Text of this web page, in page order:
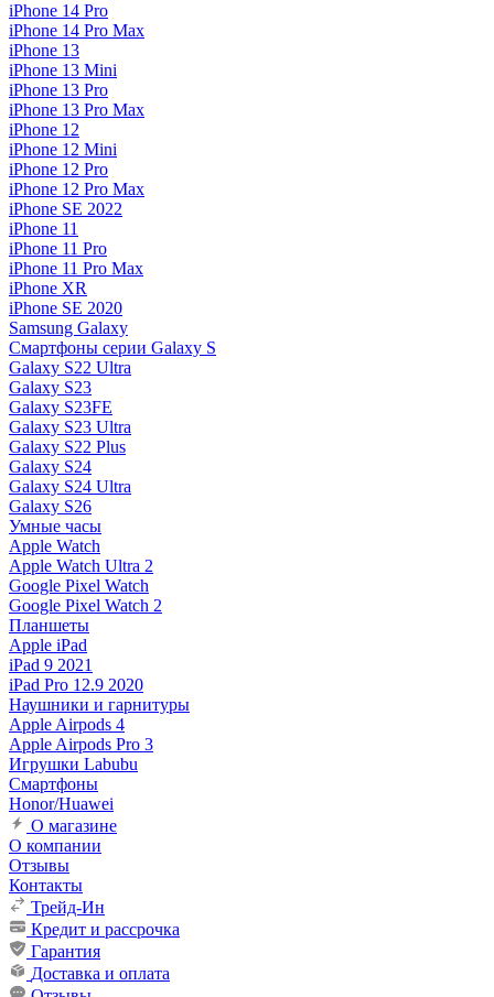
iPhone 14 Pro
iPhone 14 Pro Max
iPhone 13
iPhone 13 Mini
iPhone 13 Pro
iPhone 13 Pro Max
iPhone 12
iPhone 12 Mini
iPhone 12 Pro
iPhone 12 Pro Max
iPhone SE 2022
iPhone 11
iPhone 11 Pro
iPhone 11 Pro Max
iPhone XR
iPhone SE 2020
Samsung Galaxy
Смартфоны серии Galaxy S
Galaxy S22 Ultra
Galaxy S23
Galaxy S23FE
Galaxy S23 Ultra
Galaxy S22 Plus
Galaxy S24
Galaxy S24 Ultra
Galaxy S26
Умные часы
Apple Watch
Apple Watch Ultra 2
Google Pixel Watch
Google Pixel Watch 2
Планшеты
Apple iPad
iPad 9 2021
iPad Pro 12.9 2020
Наушники и гарнитуры
Apple Airpods 4
Apple Airpods Pro 3
Игрушки Labubu
Смартфоны
Honor/Huawei
О магазине
О компании
Отзывы
Контакты
Трейд-Ин
Кредит и рассрочка
Гарантия
Доставка и оплата